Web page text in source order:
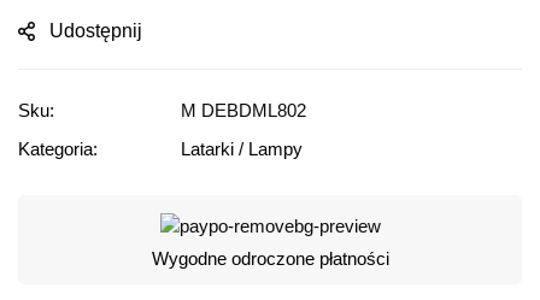
Udostępnij
Sku:
M DEBDML802
Kategoria:
Latarki / Lampy
Wygodne odroczone płatności